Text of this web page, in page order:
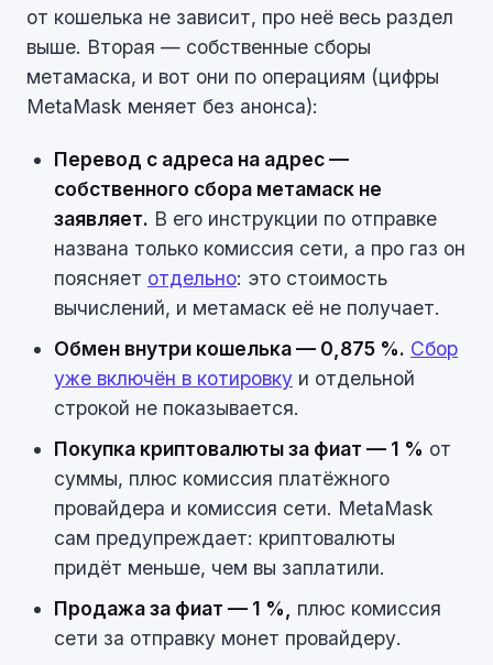
от кошелька не зависит, про неё весь раздел
выше. Вторая — собственные сборы
метамаска, и вот они по операциям (цифры
MetaMask меняет без анонса):
Перевод с адреса на адрес —
собственного сбора метамаск не
заявляет. В его инструкции по отправке
названа только комиссия сети, а про газ он
поясняет отдельно: это стоимость
вычислений, и метамаск её не получает.
Обмен внутри кошелька — 0,875 %. Сбор
уже включён в котировку и отдельной
строкой не показывается.
Покупка криптовалюты за фиат — 1 % от
суммы, плюс комиссия платёжного
провайдера и комиссия сети. MetaMask
сам предупреждает: криптовалюты
придёт меньше, чем вы заплатили.
Продажа за фиат — 1 %,
плюс комиссия
сети за отправку монет провайдеру.